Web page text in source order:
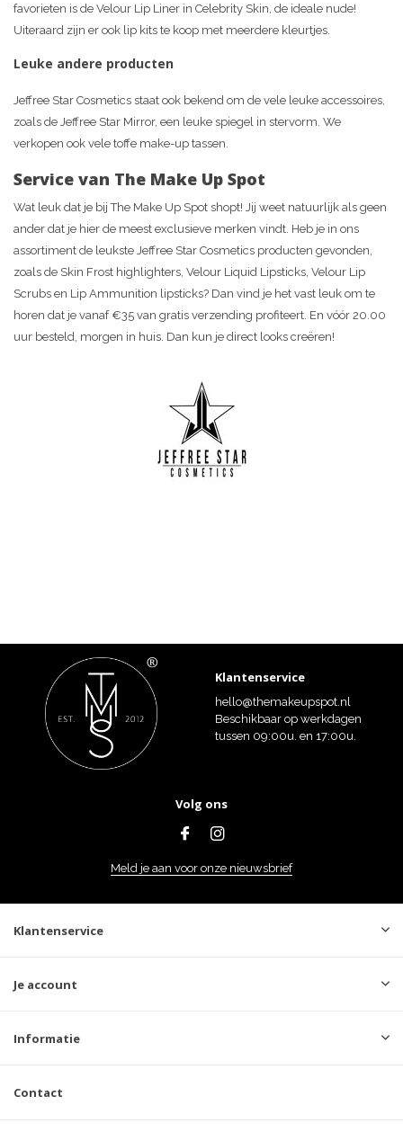
favorieten is de Velour Lip Liner in Celebrity Skin, de ideale nude!
Uiteraard zijn er ook lip kits te koop met meerdere kleurtjes.
Leuke andere producten
Jeffree Star Cosmetics staat ook bekend om de vele leuke accessoires,
zoals de Jeffree Star Mirror, een leuke spiegel in stervorm. We
verkopen ook vele toffe make-up tassen.
Service van The Make Up Spot
Wat leuk dat je bij The Make Up Spot shopt! Jij weet natuurlijk als geen
ander dat je hier de meest exclusieve merken vindt. Heb je in ons
assortiment de leukste Jeffree Star Cosmetics producten gevonden,
zoals de Skin Frost highlighters, Velour Liquid Lipsticks, Velour Lip
Scrubs en Lip Ammunition lipsticks? Dan vind je het vast leuk om te
horen dat je vanaf €35 van gratis verzending profiteert. En vóór 20.00
uur besteld, morgen in huis. Dan kun je direct looks creëren!
Klantenservice
hello@themakeupspot.nl
Beschikbaar op werkdagen
tussen 09:00u. en 17:00u.
Volg ons
Meld je aan voor onze nieuwsbrief
Klantenservice
Je account
Informatie
Contact